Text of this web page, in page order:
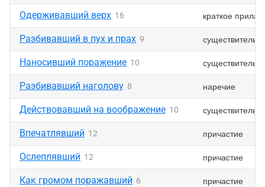
Одерживавший верх 16 краткое
Разбивавший в пух и прах 9
Наносивший поражение 10
Разбивавший наголову 8 наречие
Действовавший на воображение 10
Впечатлявший 12 причастие
Ослеплявший 12 причастие
Как громом поражавший 6 причастие